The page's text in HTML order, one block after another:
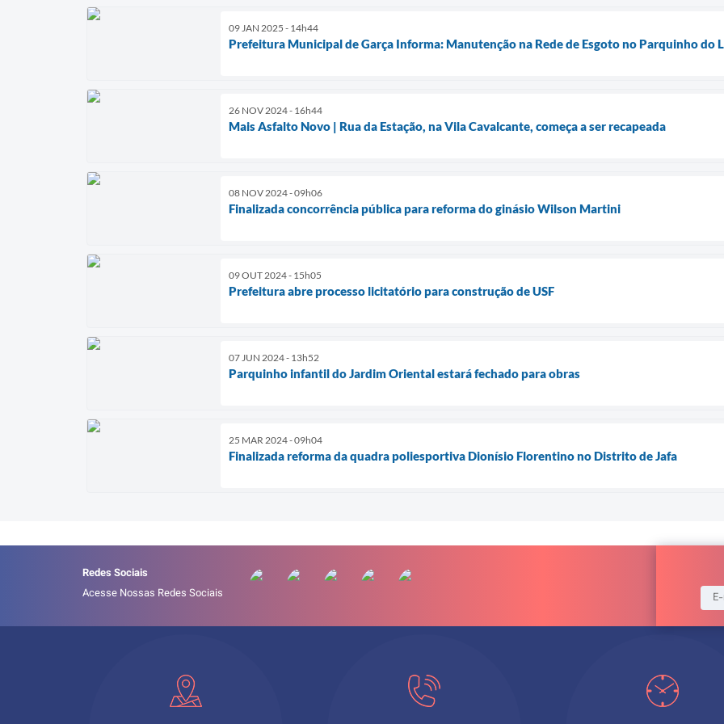
09 JAN 2025 - 14h44
Prefeitura Municipal de Garça Informa: Manutenção na Rede de Esgoto no Parquinho do
26 NOV 2024 - 16h44
Mais Asfalto Novo | Rua da Estação, na Vila Cavalcante, começa a ser recapeada
08 NOV 2024 - 09h06
Finalizada concorrência pública para reforma do ginásio Wilson Martini
09 OUT 2024 - 15h05
Prefeitura abre processo licitatório para construção de USF
07 JUN 2024 - 13h52
Parquinho infantil do Jardim Oriental estará fechado para obras
25 MAR 2024 - 09h04
Finalizada reforma da quadra poliesportiva Dionísio Florentino no Distrito de Jafa
Redes Sociais
Acesse Nossas Redes Sociais